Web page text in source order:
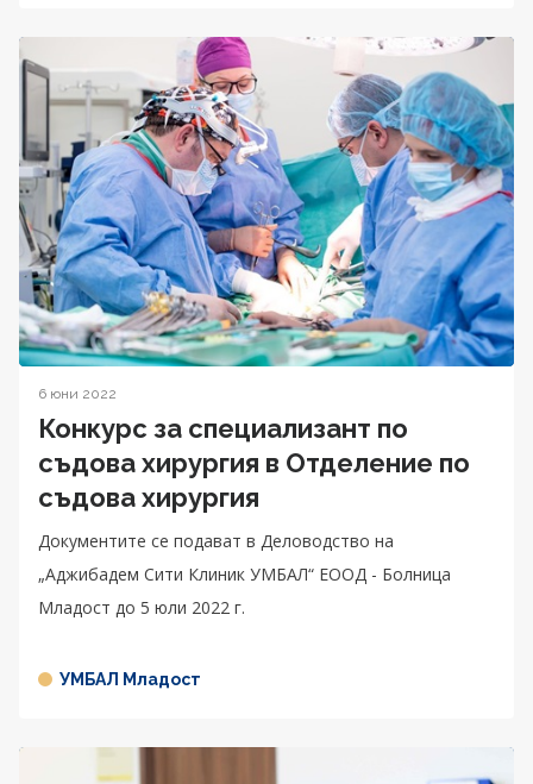
6 юни 2022
Конкурс за специализант по
съдова хирургия в Отделение по
съдова хирургия
Документите се подават в Деловодство на
„Аджибадем Сити Клиник УМБАЛ“ ЕООД - Болница
Младост до 5 юли 2022 г.
УМБАЛ Младост